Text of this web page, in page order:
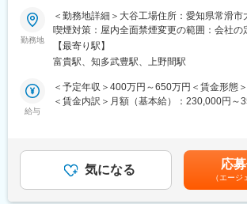
■概要：
LIXIL 洗面製造の主管工場である大谷工場に
しての業務をお任せします。
基本的なシステム開発はデジタル部門が担当
工場で使うためにローカルシステムを自分達
現場部門とデジタル部門を繋ぐ役割を担いま
■業務内容：
感じながら企画を進めることができます。ま
ム企画はもちろん、スキルに応じLIXIL全体
にも参加する機会が得られます。
勤務地
＜勤務地詳細＞大谷工場住所：愛知県常滑
喫煙対策：屋内全面禁煙変更の範囲：会社の
ートワーク含む）
【最寄り駅】
富貴駅、知多武豊駅、上野間駅
給与
＜予定年収＞400万円～650万円＜賃金形態
＜賃金内訳＞月額（基本給）：230,000円～
あり、選考を通じて上下する可能性があり
手当を含めた表記です。
気になる 応
（エージ